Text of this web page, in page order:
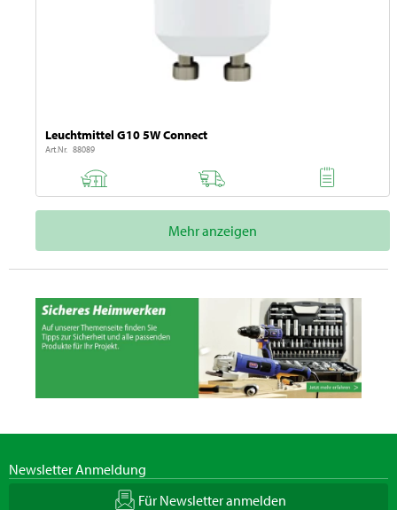
Leuchtmittel G10 5W Connect
Art.Nr. 88089
Mehr anzeigen
Newsletter Anmeldung
Für Newsletter anmelden